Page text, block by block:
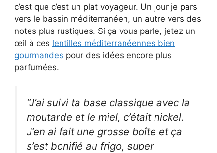
c’est que c’est un plat voyageur. Un jour je pars
vers le bassin méditerranéen, un autre vers des
notes plus rustiques. Si ça vous parle, jetez un
œil à ces lentilles méditerranéennes bien
gourmandes pour des idées encore plus
parfumées.
“J’ai suivi ta base classique avec la
moutarde et le miel, c’était nickel.
J’en ai fait une grosse boîte et ça
s’est bonifié au frigo, super